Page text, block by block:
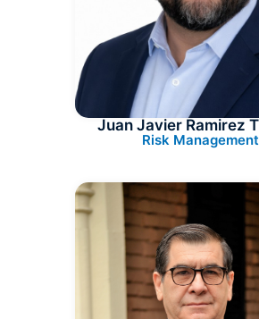
Juan Javier Ramirez
Risk Management